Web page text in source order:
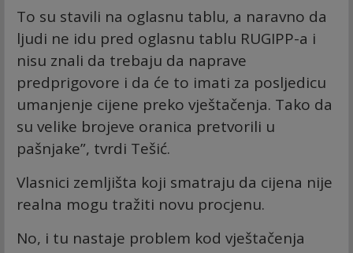
To su stavili na oglasnu tablu, a naravno da
ljudi ne idu pred oglasnu tablu RUGIPP-a i
nisu znali da trebaju da naprave
predprigovore i da će to imati za posljedicu
umanjenje cijene preko vještačenja. Tako da
su velike brojeve oranica pretvorili u
pašnjake”, tvrdi Tešić.
Vlasnici zemljišta koji smatraju da cijena nije
realna mogu tražiti novu procjenu.
No, i tu nastaje problem kod vještačenja